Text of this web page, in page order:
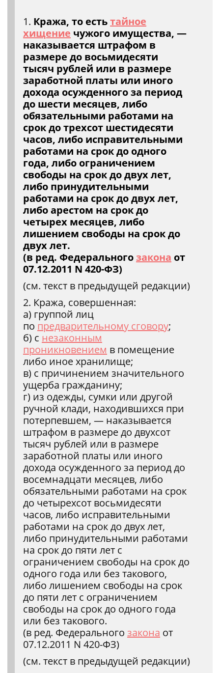
1. Кража, то естьтайное
хищение чужого имущества, —
наказывается штрафом в
размере до восьмидесяти
тысяч рублей или в размере
заработной платы или иного
дохода осужденного за период
до шести месяцев, либо
обязательными работами на
срок до трехсот шестидесяти
часов, либо исправительными
работами на срок до одного
года, либо ограничением
свободы на срок до двух лет,
либо принудительными
работами на срок до двух лет,
либо арестом на срок до
четырех месяцев, либо
лишением свободы на срок до
двух лет.
(в ред. Федеральногозакона от
07.12.2011 N 420-ФЗ)
(см. текст в предыдущей редакции)
2. Кража, совершенная:
а) группой лиц
по предварительному сговору;
б) с незаконным
проникновением в помещение
либо иное хранилище;
в) с причинением значительного
ущерба гражданину;
г) из одежды, сумки или другой
ручной клади, находившихся при
потерпевшем, — наказывается
штрафом в размере до двухсот
тысяч рублей или в размере
заработной платы или иного
дохода осужденного за период до
восемнадцати месяцев, либо
обязательными работами на срок
до четырехсот восьмидесяти
часов, либо исправительными
работами на срок до двух лет,
либо принудительными работами
на срок до пяти лет с
ограничением свободы на срок до
одного года или без такового,
либо лишением свободы на срок
до пяти лет с ограничением
свободы на срок до одного года
или без такового.
(в ред. Федерального закона от
07.12.2011 N 420-ФЗ)
(см. текст в предыдущей редакции)